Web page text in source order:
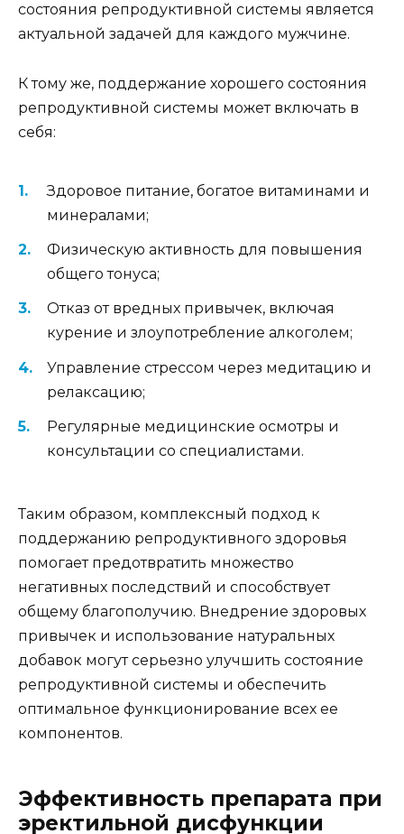
состояния репродуктивной системы является
актуальной задачей для каждого мужчине.
К тому же, поддержание хорошего состояния
репродуктивной системы может включать в
себя:
Здоровое питание, богатое витаминами и
минералами;
Физическую активность для повышения
общего тонуса;
Отказ от вредных привычек, включая
курение и злоупотребление алкоголем;
Управление стрессом через медитацию и
релаксацию;
Регулярные медицинские осмотры и
консультации со специалистами.
Таким образом, комплексный подход к
поддержанию репродуктивного здоровья
помогает предотвратить множество
негативных последствий и способствует
общему благополучию. Внедрение здоровых
привычек и использование натуральных
добавок могут серьезно улучшить состояние
репродуктивной системы и обеспечить
оптимальное функционирование всех ее
компонентов.
Эффективность препарата при
эректильной дисфункции